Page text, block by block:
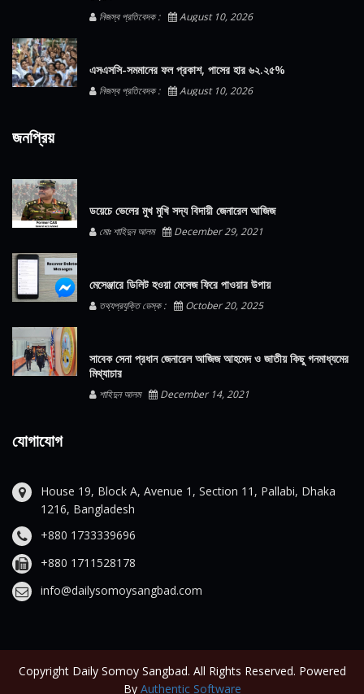
নিজস্ব প্রতিবেদক : August 10, 2026
এসএসসি-সমমানের ফল প্রকাশ, পাসের হার ৬২.২৫%
নিজস্ব প্রতিবেদক : August 10, 2026
জনপ্রিয়
ডয়েচে ভেলের মুখ মুখি সদ্য বিদায়ী জেনারেল আজিজ
মোঃ শাহিদুন আলম December 29, 2021
মেসেঞ্জারে ডিলিট হওয়া মেসেজ ফিরে পাওয়ার উপায়
তথ্যপ্রযুক্তি ডেস্ক : October 20, 2025
সাবেক সেনা প্রধান জেনারেল আজিজ আহমেদ ও জাতীয় কিছু গনমাধ্যমের
মিথ্যাচার
শাহিদুন আলম December 14, 2021
যোগাযোগ
House 19, Block A, Avenue 1, Section 11, Pallabi, Dhaka
1216, Bangladesh
+880 1733339696
+880 1711528178
info@dailysomoysangbad.com
Copyright Daily Somoy Sangbad. All Rights Reserved. Powered
By Authentic Software